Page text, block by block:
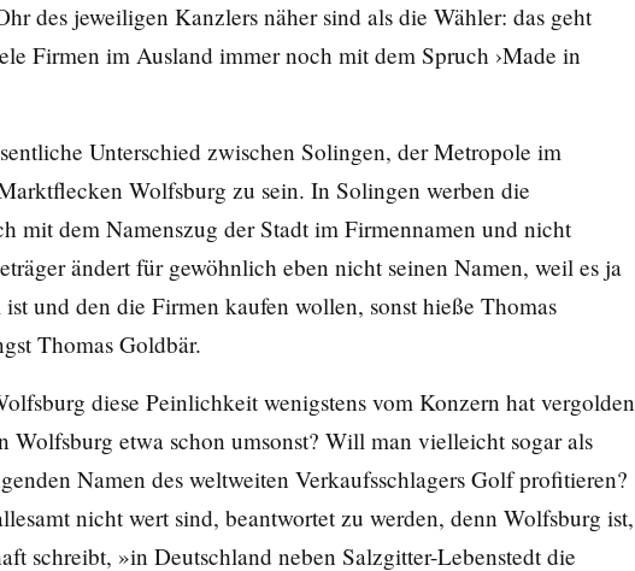
des jeweiligen Kanzlers näher sind als die Wähler: das geht
Firmen im Ausland immer noch mit dem Spruch ›Made in
Unterschied zwischen Solingen, der Metropole im
Wolfsburg zu sein. In Solingen werben die
mit dem Namenszug der Stadt im Firmennamen und nicht
ändert für gewöhnlich eben nicht seinen Namen, weil es ja
und den die Firmen kaufen wollen, sonst hieße Thomas
Thomas Goldbär.
diese Peinlichkeit wenigstens vom Konzern hat vergolden
Wolfsburg etwa schon umsonst? Will man vielleicht sogar als
Namen des weltweiten Verkaufsschlagers Golf profitieren?
nicht wert sind, beantwortet zu werden, denn Wolfsburg ist,
schreibt, »in Deutschland neben Salzgitter-Lebenstedt die